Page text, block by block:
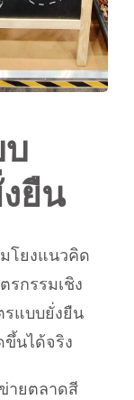
ยืน
โยงแนวคิด
รกรรมเชิง
รแบบยั่งยืน
ขึ้นได้จริง
ายตลาดสี